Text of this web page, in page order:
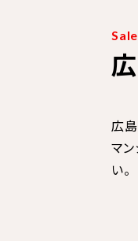
広
マ
い。